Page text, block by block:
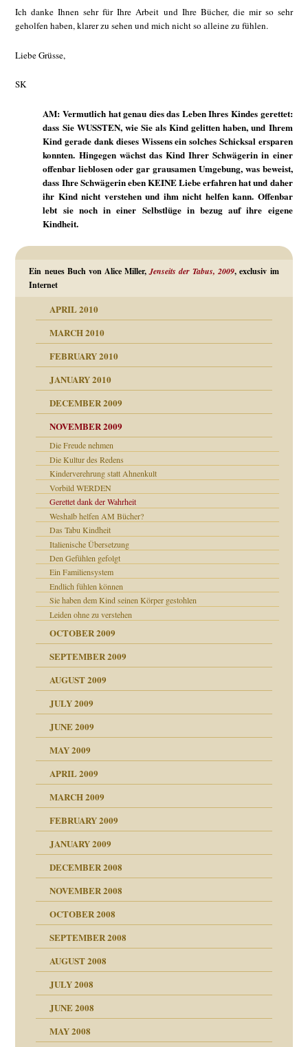
Ich danke Ihnen sehr für Ihre Arbeit und Ihre Bücher, die mir so sehr
geholfen haben, klarer zu sehen und mich nicht so alleine zu fühlen.
Liebe Grüsse,
SK
AM: Vermutlich hat genau dies das Leben Ihres Kindes gerettet:
dass Sie WUSSTEN, wie Sie als Kind gelitten haben, und Ihrem
Kind gerade dank dieses Wissens ein solches Schicksal ersparen
konnten. Hingegen wächst das Kind Ihrer Schwägerin in einer
offenbar lieblosen oder gar grausamen Umgebung, was beweist,
dass Ihre Schwägerin eben KEINE Liebe erfahren hat und daher
ihr Kind nicht verstehen und ihm nicht helfen kann. Offenbar
lebt sie noch in einer Selbstlüge in bezug auf ihre eigene
Kindheit.
Ein neues Buch von Alice Miller,Jenseits der Tabus, 2009, exclusiv im
Internet
APRIL 2010
MARCH 2010
FEBRUARY 2010
JANUARY 2010
DECEMBER 2009
NOVEMBER 2009
Die Freude nehmen
Die Kultur des Redens
Kinderverehrung statt Ahnenkult
Vorbild WERDEN
Gerettet dank der Wahrheit
Weshalb helfen AM Bücher?
Das Tabu Kindheit
Italienische Übersetzung
Den Gefühlen gefolgt
Ein Familiensystem
Endlich fühlen können
Sie haben dem Kind seinen Körper gestohlen
Leiden ohne zu verstehen
OCTOBER 2009
SEPTEMBER 2009
AUGUST 2009
JULY 2009
JUNE 2009
MAY 2009
APRIL 2009
MARCH 2009
FEBRUARY 2009
JANUARY 2009
DECEMBER 2008
NOVEMBER 2008
OCTOBER 2008
SEPTEMBER 2008
AUGUST 2008
JULY 2008
JUNE 2008
MAY 2008